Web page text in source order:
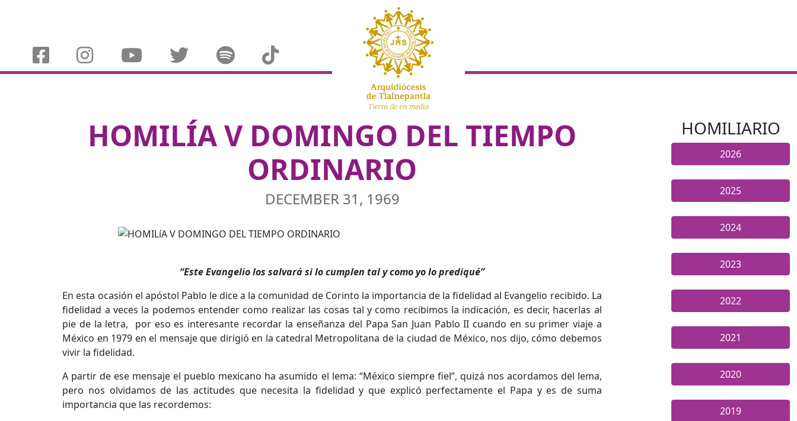
HOMILÍA V DOMINGO DEL TIEMPO
ORDINARIO
DECEMBER 31, 1969
“Este Evangelio los salvará si lo cumplen tal y como yo lo prediqué”
En esta ocasión el apóstol Pablo le dice a la comunidad de Corinto la importancia de la fidelidad al Evangelio recibido. La
fidelidad a veces la podemos entender como realizar las cosas tal y como recibimos la indicación, es decir, hacerlas al
pie de la letra, por eso es interesante recordar la enseñanza del Papa San Juan Pablo II cuando en su primer viaje a
México en 1979 en el mensaje que dirigió en la catedral Metropolitana de la ciudad de México, nos dijo, cómo debemos
vivir la fidelidad.
A partir de ese mensaje el pueblo mexicano ha asumido el lema: “México siempre fiel”, quizá nos acordamos del lema,
pero nos olvidamos de las actitudes que necesita la fidelidad y que explicó perfectamente el Papa y es de suma
importancia que las recordemos:
HOMILIARIO
2026
2025
2024
2023
2022
2021
2020
2019